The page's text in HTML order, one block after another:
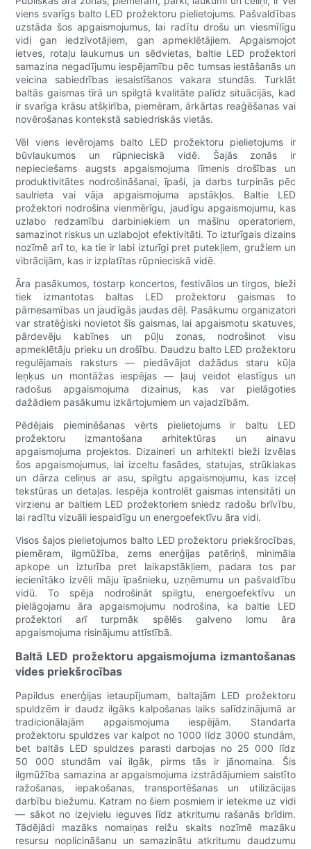
viens svarīgs balto LED prožektoru pielietojums. Pašvaldības
uzstāda šos apgaismojumus, lai radītu drošu un viesmīlīgu
vidi gan iedzīvotājiem, gan apmeklētājiem. Apgaismojot
ietves, rotaļu laukumus un sēdvietas, baltie LED prožektori
samazina negadījumu iespējamību pēc tumsas iestāšanās un
veicina sabiedrības iesaistīšanos vakara stundās. Turklāt
baltās gaismas tīrā un spilgtā kvalitāte palīdz situācijās, kad
ir svarīga krāsu atšķirība, piemēram, ārkārtas reaģēšanas vai
novērošanas kontekstā sabiedriskās vietās.
Vēl viens ievērojams balto LED prožektoru pielietojums ir
būvlaukumos un rūpnieciskā vidē. Šajās zonās ir
nepieciešams augsts apgaismojuma līmenis drošības un
produktivitātes nodrošināšanai, īpaši, ja darbs turpinās pēc
saulrieta vai vāja apgaismojuma apstākļos. Baltie LED
prožektori nodrošina vienmērīgu, jaudīgu apgaismojumu, kas
uzlabo redzamību darbiniekiem un mašīnu operatoriem,
samazinot riskus un uzlabojot efektivitāti. To izturīgais dizains
nozīmē arī to, ka tie ir labi izturīgi pret putekļiem, gružiem un
vibrācijām, kas ir izplatītas rūpnieciskā vidē.
Āra pasākumos, tostarp koncertos, festivālos un tirgos, bieži
tiek izmantotas baltas LED prožektoru gaismas to
pārnesamības un jaudīgās jaudas dēļ. Pasākumu organizatori
var stratēģiski novietot šīs gaismas, lai apgaismotu skatuves,
pārdevēju kabīnes un pūļu zonas, nodrošinot visu
apmeklētāju prieku un drošību. Daudzu balto LED prožektoru
regulējamais raksturs — piedāvājot dažādus staru kūļa
leņķus un montāžas iespējas — ļauj veidot elastīgus un
radošus apgaismojuma dizainus, kas var pielāgoties
dažādiem pasākumu izkārtojumiem un vajadzībām.
Pēdējais pieminēšanas vērts pielietojums ir baltu LED
prožektoru izmantošana arhitektūras un ainavu
apgaismojuma projektos. Dizaineri un arhitekti bieži izvēlas
šos apgaismojumus, lai izceltu fasādes, statujas, strūklakas
un dārza celiņus ar asu, spilgtu apgaismojumu, kas izceļ
tekstūras un detaļas. Iespēja kontrolēt gaismas intensitāti un
virzienu ar baltiem LED prožektoriem sniedz radošu brīvību,
lai radītu vizuāli iespaidīgu un energoefektīvu āra vidi.
Visos šajos pielietojumos balto LED prožektoru priekšrocības,
piemēram, ilgmūžība, zems enerģijas patēriņš, minimāla
apkope un izturība pret laikapstākļiem, padara tos par
iecienītāko izvēli māju īpašnieku, uzņēmumu un pašvaldību
vidū. To spēja nodrošināt spilgtu, energoefektīvu un
pielāgojamu āra apgaismojumu nodrošina, ka baltie LED
prožektori arī turpmāk spēlēs galveno lomu āra
apgaismojuma risinājumu attīstībā.
Baltā LED prožektoru apgaismojuma izmantošanas
vides priekšrocības
Papildus enerģijas ietaupījumam, baltajām LED prožektoru
spuldzēm ir daudz ilgāks kalpošanas laiks salīdzinājumā ar
tradicionālajām apgaismojuma iespējām. Standarta
prožektoru spuldzes var kalpot no 1000 līdz 3000 stundām,
bet baltās LED spuldzes parasti darbojas no 25 000 līdz
50 000 stundām vai ilgāk, pirms tās ir jānomaina. Šis
ilgmūžība samazina ar apgaismojuma izstrādājumiem saistīto
ražošanas, iepakošanas, transportēšanas un utilizācijas
darbību biežumu. Katram no šiem posmiem ir ietekme uz vidi
— sākot no izejvielu ieguves līdz atkritumu rašanās brīdim.
Tādējādi mazāks nomaiņas reižu skaits nozīmē mazāku
resursu noplicināšanu un samazinātu atkritumu daudzumu